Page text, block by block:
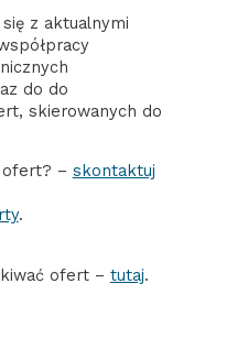
z aktualnymi
do do
skierowanych do
ofert? – skontaktuj
.
ofert – tutaj.